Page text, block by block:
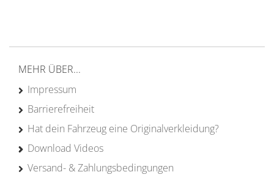
MEHR ÜBER...
Impressum
Barrierefreiheit
Hat dein Fahrzeug eine Originalverkleidung?
Download Videos
Versand- & Zahlungsbedingungen